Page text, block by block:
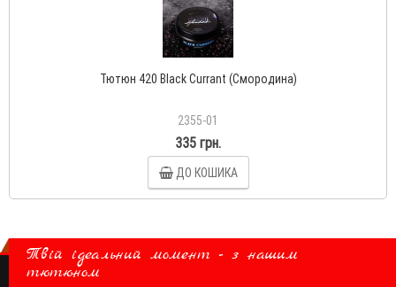
Тютюн 420 Black Currant (Смородина)
2355-01
335 грн.
ДО КОШИКА
Твій ідеальний момент - з нашим
тютюном